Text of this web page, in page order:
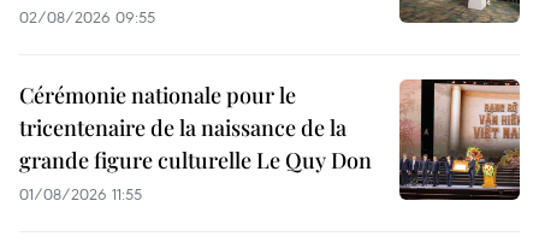
02/08/2026 09:55
Cérémonie nationale pour le
tricentenaire de la naissance de la
grande figure culturelle Le Quy Don
01/08/2026 11:55